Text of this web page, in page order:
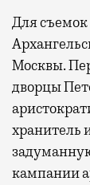
Для
Москвы.
дворцы
хранитель
кампании